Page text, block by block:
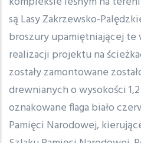
są Lasy Zakrzewsko-
broszury upamiętniającej
realizacji projektu na
zostały zamontowane
drewnianych o wysokości
oznakowane flaga biało
Pamięci Narodowej,